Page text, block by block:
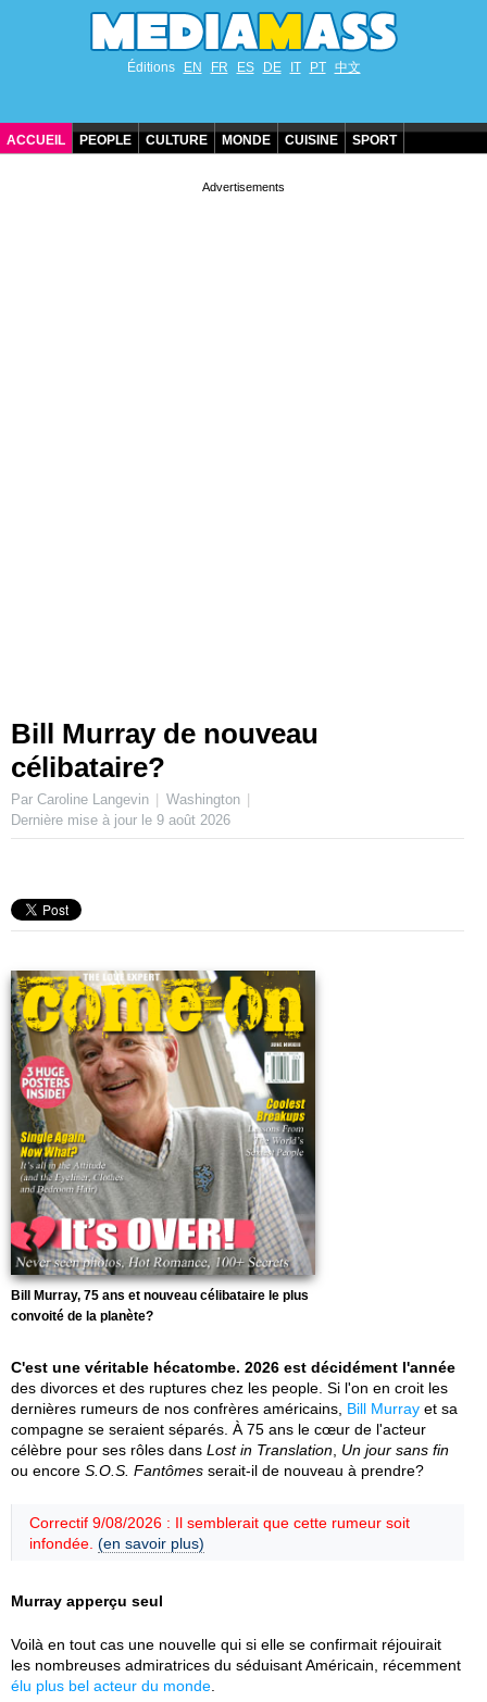
Éditions EN FR ES DE IT PT 中文
ACCUEIL PEOPLE CULTURE MONDE CUISINE SPORT
Bill Murray de nouveau
célibataire?
Par Caroline Langevin
Washington
Dernière mise à jour le 9 août 2026
Bill Murray, 75 ans et nouveau célibataire le plus
convoité de la planète?
C'est une véritable hécatombe. 2026 est décidément l'année
des divorces et des ruptures chez les people. Si l'on en croit les
dernières rumeurs de nos confrères américains, Bill Murray et sa
compagne se seraient séparés. À 75 ans le cœur de l'acteur
célèbre pour ses rôles dans Lost in Translation Un jour sans fin
ou encore S.O.S. Fantômes serait-il de nouveau à prendre?
Correctif 9/08/2026 : Il semblerait que cette rumeur soit
infondée. (en savoir plus)
Murray apperçu seul
Voilà en tout cas une nouvelle qui si elle se confirmait réjouirait
les nombreuses admiratrices du séduisant Américain, récemment
élu plus bel acteur du monde